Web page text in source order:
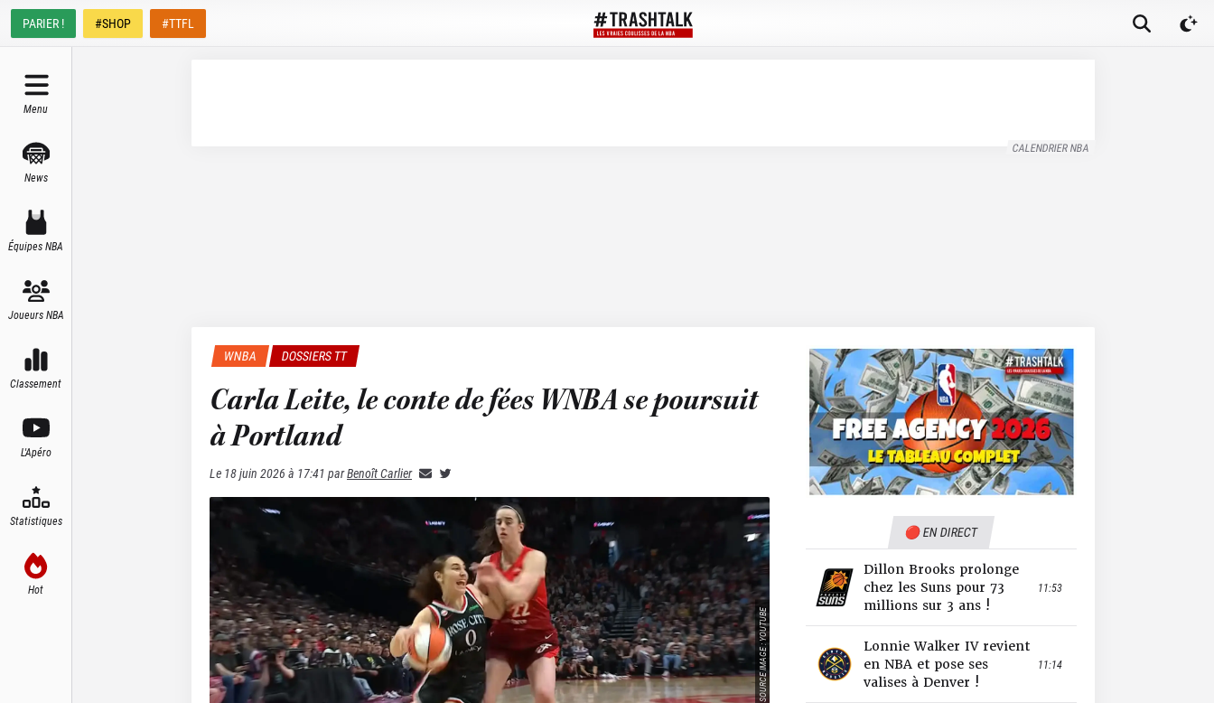
PARIER ! #SHOP #TTFL
Menu
News
Équipes NBA
Joueurs NBA
Classement
L'Apéro
Statistiques
Hot
CALENDRIER NBA
WNBA DOSSIERS TT
Carla Leite, le conte de fées WNBA se poursuit
à Portland
Le 18 juin 2026 à 17:41 parBenoît Carlier
SOURCE IMAGE : YOUTUBE
🔴 EN DIRECT
Dillon Brooks prolonge
chez les Suns pour 73
millions sur 3 ans !
11:53
Lonnie Walker IV revient
en NBA et pose ses
valises à Denver !
11:14